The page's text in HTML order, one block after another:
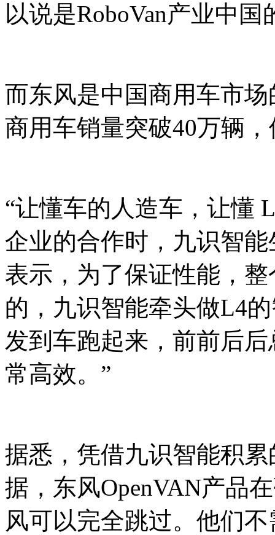
以说是RoboVan产业中
而东风是中国商用车市
商用车销量突破40万辆
“让懂车的人造车，让懂
企业的合作时，九识智
表示，为了保证性能，
的，九识智能牵头做L4
发到车跑起来，前前后
常高效。”
据悉，凭借九识智能积累
据，东风OpenVAN产品
风可以完全跳过。他们